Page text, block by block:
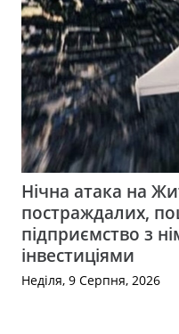
Нічна атака на
постраждалих,
підприємство з
інвестиціями
Неділя, 9 Серпня, 2026